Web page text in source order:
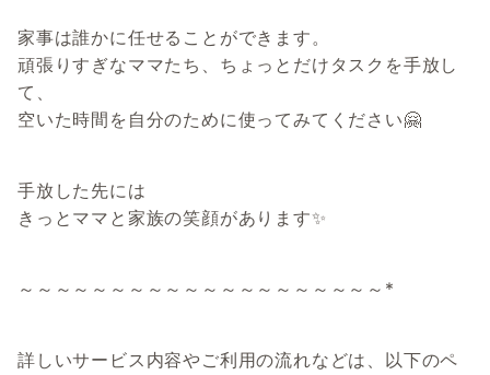
家事は誰かに任せることができます。
頑張りすぎなママたち、ちょっとだけタスクを手放し
て、
空いた時間を自分のために使ってみてください🤗
手放した先には
きっとママと家族の笑顔があります✨
～～～～～～～～～～～～～～～～～～～～*
詳しいサービス内容やご利用の流れなどは、以下のペ